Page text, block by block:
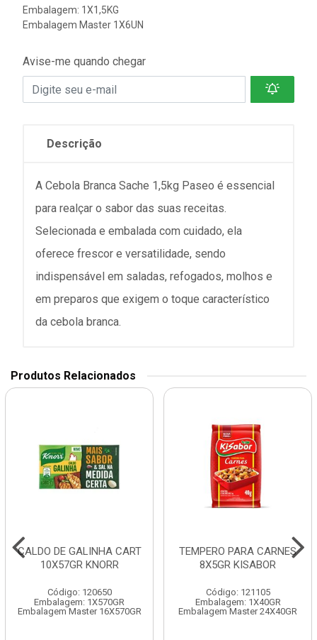
Embalagem: 1X1,5KG
Embalagem Master 1X6UN
Avise-me quando chegar
Descrição
A Cebola Branca Sache 1,5kg Paseo é essencial
para realçar o sabor das suas receitas.
Selecionada e embalada com cuidado, ela
oferece frescor e versatilidade, sendo
indispensável em saladas, refogados, molhos e
em preparos que exigem o toque característico
da cebola branca.
Produtos Relacionados
CALDO DE GALINHA CART
10X57GR KNORR
Código: 120650
Embalagem: 1X570GR
Embalagem Master 16X570GR
TEMPERO PARA CARNES
8X5GR KISABOR
Código: 121105
Embalagem: 1X40GR
Embalagem Master 24X40GR